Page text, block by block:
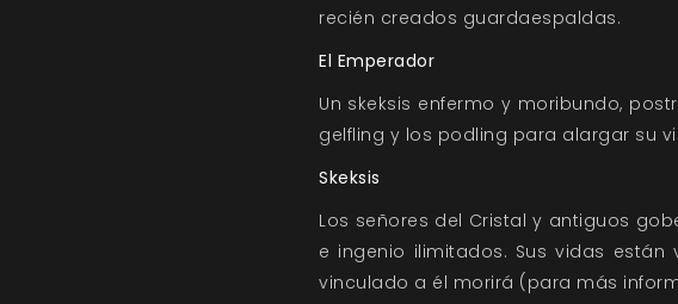
recién creados guardaespaldas.
El Emperador
Un skeksis enfermo y moribundo,
gelfling y los podling para alargar su
Skeksis
Los señores del Cristal y antiguos
e ingenio ilimitados. Sus vidas
vinculado a él morirá (para más